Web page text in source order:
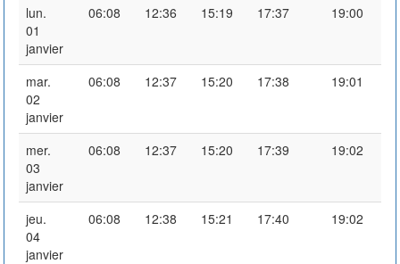
lun.
01
janvier
06:08 12:36 15:19 17:37 19:00
mar.
02
janvier
06:08 12:37 15:20 17:38 19:01
mer.
03
janvier
06:08 12:37 15:20 17:39 19:02
jeu.
04
janvier
06:08 12:38 15:21 17:40 19:02